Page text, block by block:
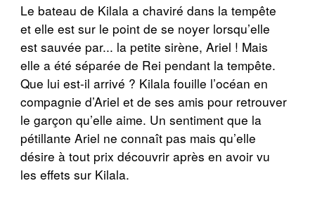
Le bateau de Kilala a chaviré dans la tempête
et elle est sur le point de se noyer lorsqu’elle
est sauvée par... la petite sirène, Ariel ! Mais
elle a été séparée de Rei pendant la tempête.
Que lui est-il arrivé ? Kilala fouille l’océan en
compagnie d’Ariel et de ses amis pour retrouver
le garçon qu’elle aime. Un sentiment que la
pétillante Ariel ne connaît pas mais qu’elle
désire à tout prix découvrir après en avoir vu
les effets sur Kilala.